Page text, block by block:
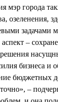
мэр города
озеленения,
задачами
–
бизнеса и
бюджетных
–